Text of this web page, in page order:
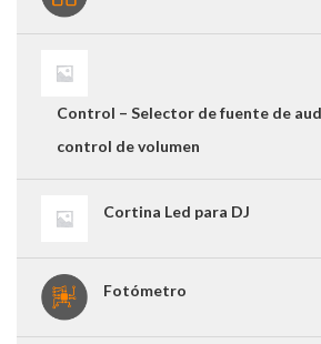
Control – Selector de fuente de
control de volumen
Cortina Led para DJ
Fotómetro